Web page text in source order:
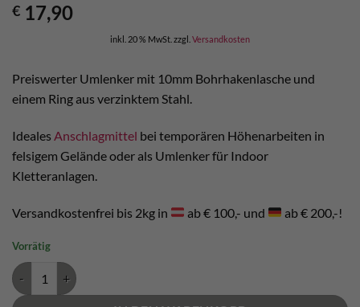
€ 17,90
inkl. 20 % MwSt. zzgl. Versandkosten
Preiswerter Umlenker mit 10mm Bohrhakenlasche und
einem Ring aus verzinktem Stahl.
Ideales Anschlagmittel bei temporären Höhenarbeiten in
felsigem Gelände oder als Umlenker für Indoor
Kletteranlagen.
Versandkostenfrei bis 2kg in ab € 100,- und ab € 200,-!
Vorrätig
Umlenker mit Ring verzinkt Vertical Evolution Menge